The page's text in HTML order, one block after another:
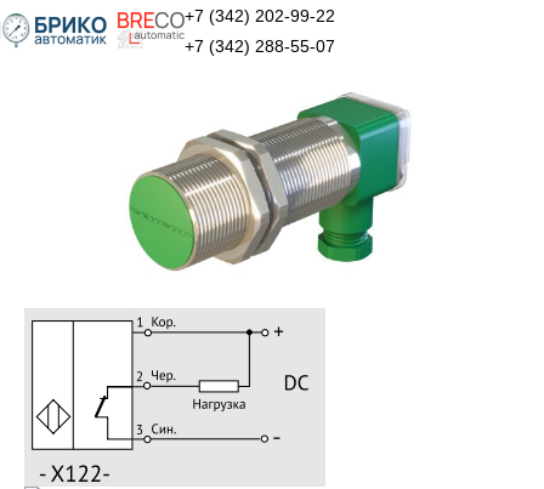
+7 (342) 202-99-22
+7 (342) 288-55-07